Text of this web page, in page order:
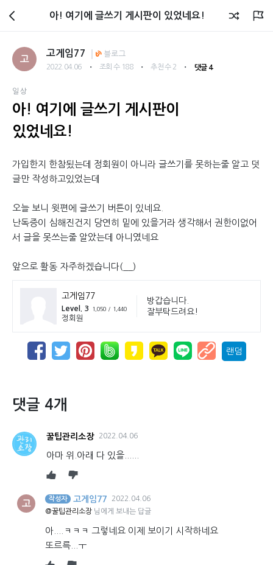
회원광장
아! 여기에 글쓰기 게시판이 있었네요!
고
고게임77 블로그
2022.04.06 ・ 조회 수 188 ・ 추천 수 2 ・ 댓글 4
일상
아! 여기에 글쓰기 게시판이
있었네요!
가입한지 한참됬는데 정회원이 아니라 글쓰기를 못하는줄 알고 덧
글만 작성하고있었는데
오늘 보니 윗편에 글쓰기 버튼이 있네요.
난독증이 심해진건지 당연히 밑에 있을거라 생각해서 권한이없어
서 글을 못쓰는줄 알았는데 아니였네요
앞으로 활동 자주하겠습니다(__)
고게임77
Level. 3 1,050 / 1,440
정회원
방갑습니다.
잘부탁드려요!
랜덤
댓글 4개
꿀팁관리소장 2022.04.06
아마 위.아래 다 있을......
고 작성자 고게임77
2022.04.06
@꿀팁관리소장 님에게 보내는 답글
아....ㅋㅋㅋ 그렇네요 이제 보이기 시작하네요
또르륵...ㅜ